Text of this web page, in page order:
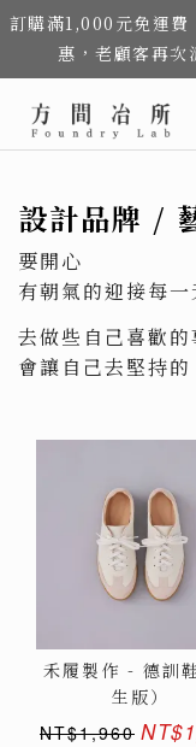
訂購滿1,000元免運費
惠，老顧客再
設計品牌 /
要開心
有朝氣的迎接每一
去做些自己喜歡的
會讓自己去堅持的
禾履製作 - 德訓
生版）
NT$1,960